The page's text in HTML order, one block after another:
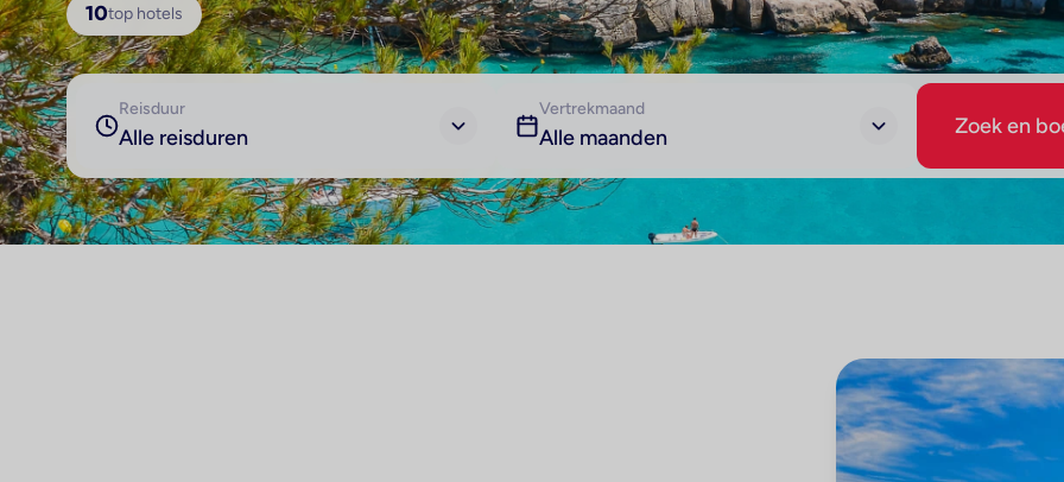
10top hotels
Reisduur
Alle reisduren
Vertrekmaand
Alle maanden Zoek en